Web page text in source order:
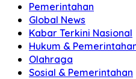
Pemerintahan
Global News
Kabar Terkini Nasional
Hukum &
Olahraga
Sosial & Pemerintahan